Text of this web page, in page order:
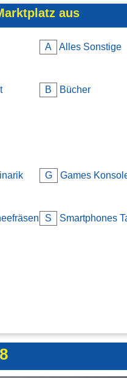
aus
A Alles Sonstige
B Bücher
G Games
S Smartphones